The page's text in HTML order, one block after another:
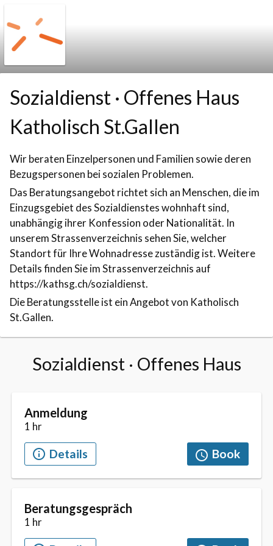
Skip to booking section
Sozialdienst · Offenes Haus
Katholisch St.Gallen
Wir beraten Einzelpersonen und Familien sowie deren
Bezugspersonen bei sozialen Problemen.
Das Beratungsangebot richtet sich an Menschen, die im
Einzugsgebiet des Sozialdienstes wohnhaft sind,
unabhängig ihrer Konfession oder Nationalität. In
unserem Strassenverzeichnis sehen Sie, welcher
Standort für Ihre Wohnadresse zuständig ist. Weitere
Details finden Sie im Strassenverzeichnis auf
https://kathsg.ch/sozialdienst.
Die Beratungsstelle ist ein Angebot von Katholisch
St.Gallen.